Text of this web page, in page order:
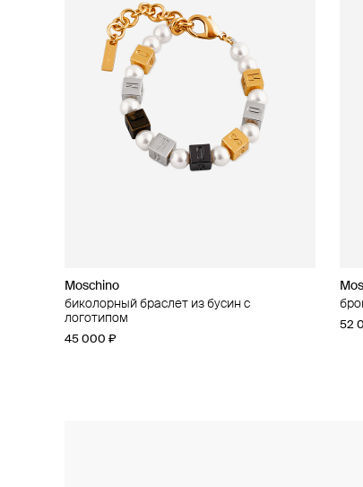
Moschino
биколорный браслет из бусин с
логотипом
45 000 ₽
52
Moschino
кольцо «сердце»
37 000 ₽ 42